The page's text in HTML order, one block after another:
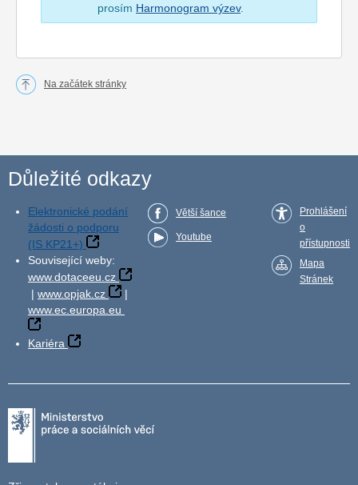
prosím Harmonogram výzev.
Na začátek stránky
Důležité odkazy
Elektronické podání
žádosti o podporu
(IS KP21+)
Související weby:
www.dotaceeu.cz
| www.opjak.cz
|
www.ec.europa.eu
Kariéra
Větší šance
Youtube
Prohlášení
o
přístupnosti
Mapa
Stránek